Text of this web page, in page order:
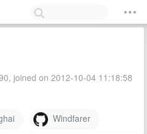
joined on 2012-10-04 11:18:58
Windfarer